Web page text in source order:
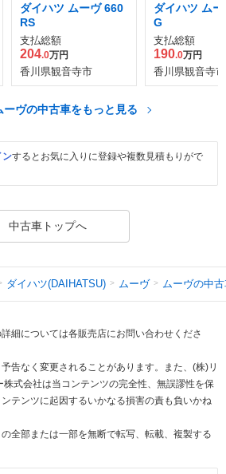
ダイハツ ムーヴ 660
RS
支払総額
204.0万円
香川県観音寺市
ダイハツ ム
G
支払総額
190.0万円
香川県観音寺市
ーヴの中古車をもっと見る
ンするとお気に入りに登録や複数見積もりがで
中古車トップへ
ダイハツ(DAIHATSU) ムーヴ ムーヴの中
細については各販売店にお問い合わせくださ
告なく変更されることがあります。また、(株)リ
式会社は当コンテンツの完全性、無誤謬性を保
テンツに起因するいかなる損害の責も負いかね
全部または一部を無断で転写、転載、複製する